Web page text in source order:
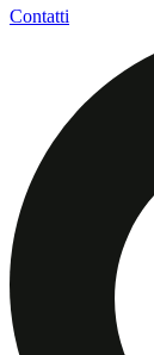
Contatti